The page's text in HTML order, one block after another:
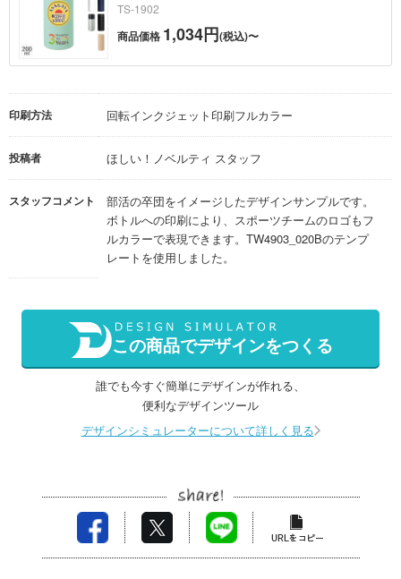
TS-1902
商品価格 1,034円(税込)〜
印刷方法 回転インクジェット印刷フルカラー
投稿者 ほしい！ノベルティ スタッフ
スタッフコメント
部活の卒団をイメージしたデザインサンプルです。
ボトルへの印刷により、スポーツチームのロゴもフ
ルカラーで表現できます。TW4903_020Bのテンプ
レートを使用しました。
この商品でデザインをつくる
誰でも今すぐ簡単にデザインが作れる、
便利なデザインツール
デザインシミュレーターについて詳しく見る